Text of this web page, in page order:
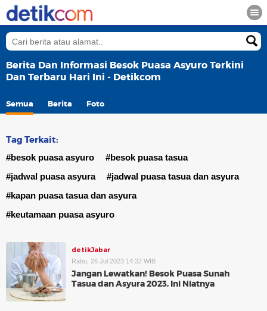
Berita Dan Informasi Besok Puasa Asyuro Terkini
Dan Terbaru Hari Ini - Detikcom
Semua Berita Foto
Tag Terkait:
#besok puasa asyuro
#besok puasa tasua
#jadwal puasa asyura
#jadwal puasa tasua dan asyura
#kapan puasa tasua dan asyura
#keutamaan puasa asyuro
detikJabar
Rabu, 26 Jul 2023 14:32 WIB
Jangan Lewatkan! Besok Puasa Sunah
Tasua dan Asyura 2023, Ini Niatnya